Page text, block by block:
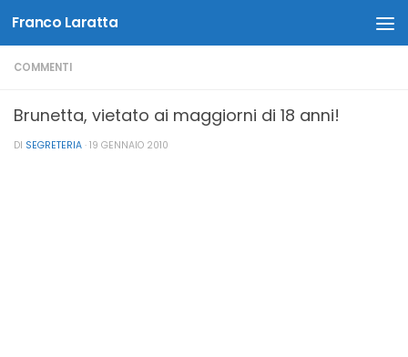
Salta al contenuto
Franco Laratta
COMMENTI
Brunetta, vietato ai maggiorni di 18 anni!
DI SEGRETERIA · 19 GENNAIO 2010